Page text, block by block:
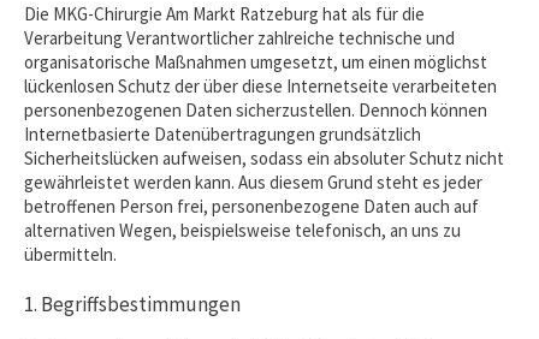
Die MKG-Chirurgie Am Markt Ratzeburg hat als für die
Verarbeitung Verantwortlicher zahlreiche technische und
organisatorische Maßnahmen umgesetzt, um einen möglichst
lückenlosen Schutz der über diese Internetseite verarbeiteten
personenbezogenen Daten sicherzustellen. Dennoch können
Internetbasierte Datenübertragungen grundsätzlich
Sicherheitslücken aufweisen, sodass ein absoluter Schutz nicht
gewährleistet werden kann. Aus diesem Grund steht es jeder
betroffenen Person frei, personenbezogene Daten auch auf
alternativen Wegen, beispielsweise telefonisch, an uns zu
übermitteln.
1. Begriffsbestimmungen